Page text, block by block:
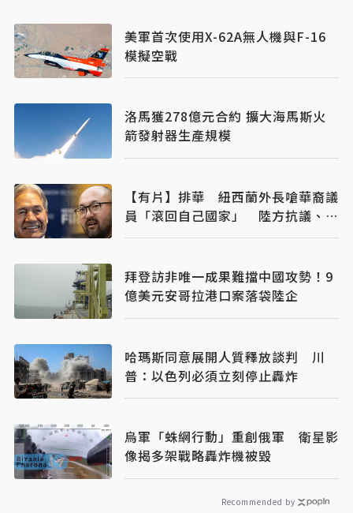
美軍首次使用X-62A無人機與F-16
模擬空戰
洛馬獲278億元合約 擴大海馬斯火
箭發射器生產規模
【有片】排華 紐西蘭外長嗆華裔議
員「滾回自己國家」 陸方抗議、紐
總理也不挺
拜登訪非唯一成果難擋中國攻勢！9
億美元安哥拉港口案落袋陸企
哈瑪斯同意展開人質釋放談判 川
普：以色列必須立刻停止轟炸
烏軍「蛛網行動」重創俄軍 衛星影
像揭多架戰略轟炸機被毀
Recommended by